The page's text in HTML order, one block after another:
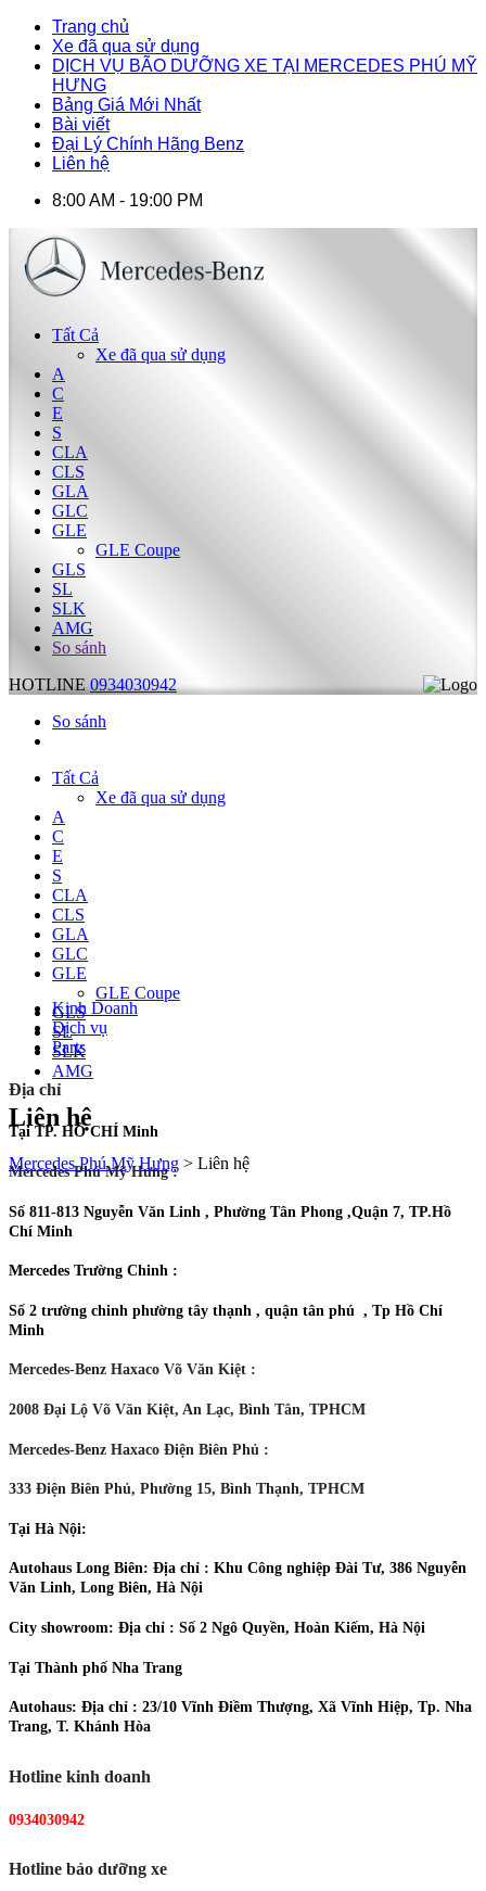
Trang chủ
Xe đã qua sử dụng
DỊCH VỤ BÃO DƯỠNG XE TẠI MERCEDES PHÚ MỸ
HƯNG
Bảng Giá Mới Nhất
Bài viết
Đại Lý Chính Hãng Benz
Liên hệ
8:00 AM - 19:00 PM
Tất Cả
Xe đã qua sử dụng
A
C
E
S
CLA
CLS
GLA
GLC
GLE
GLE Coupe
GLS
SL
SLK
AMG
So sánh
HOTLINE 0934030942
So sánh
Tất Cả
Xe đã qua sử dụng
A
C
E
S
CLA
CLS
GLA
GLC
GLE
GLE Coupe
GLS
SL
SLK
AMG
Liên hệ
Mercedes Phú Mỹ Hưng > Liên hệ
Kinh Doanh
Dịch vụ
Parts
Địa chỉ
Tại TP. HỒ CHÍ Minh
Mercedes Phú Mỹ Hưng:
Số 811-813 Nguyễn Văn Linh , Phường Tân Phong ,Quận 7, TP.Hồ
Chí Minh
Mercedes Trường Chinh :
Số 2 trường chinh phường tây thạnh , quận tân phú , Tp Hồ Chí
Minh
Mercedes-Benz Haxaco Võ Văn Kiệt :
2008 Đại Lộ Võ Văn Kiệt, An Lạc, Bình Tân, TPHCM
Mercedes-Benz Haxaco Điện Biên Phủ :
333 Điện Biên Phủ, Phường 15, Bình Thạnh, TPHCM
Tại Hà Nội:
Autohaus Long Biên: Địa chỉ : Khu Công nghiệp Đài Tư, 386 Nguyễn
Văn Linh, Long Biên, Hà Nội
City showroom: Địa chỉ : Số 2 Ngô Quyền, Hoàn Kiếm, Hà Nội
Tại Thành phố Nha Trang
Autohaus: Địa chỉ : 23/10 Vĩnh Điềm Thượng, Xã Vĩnh Hiệp, Tp. Nha
Trang, T. Khánh Hòa
Hotline kinh doanh
0934030942
Hotline bảo dưỡng xe